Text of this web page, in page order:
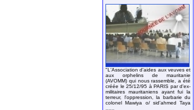
"L'Association d'aides aux veuves et
aux orphelins de mauritanie
(AVOMM) qui nous rassemble, a été
créée le 25/12/95 à PARIS par d'ex-
militaires mauritaniens ayant fui la
terreur, l'oppression, la barbarie du
colonel Mawiya o/ sid'ahmed Taya